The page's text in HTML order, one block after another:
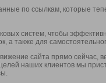
по ссылкам, которые
систем, чтобы
а также для
сайта прямо сейчас,
наших клиентов мы